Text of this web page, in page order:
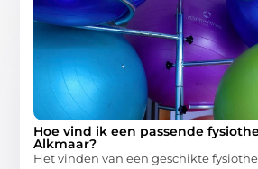
Hoe vind ik een passende
Alkmaar?
Het vinden van een geschikte